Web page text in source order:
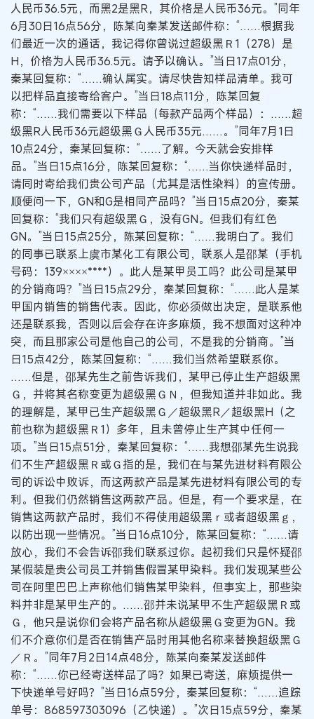
人民币36.5元，而黑2是黑R，其价格是人民币36元。”同年
6月30日16点56分，陈某向秦某发送邮件称：“……根据我
们最近一次的通话，我记得你曾说过超级黑Ｒ1（278）是
H，价格为人民币36.5元。请予以确认。”当日17点01分，
秦某回复称：“……确认属实。请尽快告知样品清单。我可
以把样品直接寄给客户。”当日18点11分，陈某回复
称：“……我们需要以下样品（每款产品两个样品）：……超
级黑R人民币36元超级黑Ｇ人民币35元……。”同年7月1日
10点24分，秦某回复称：“……了解。今天就会安排样
品。”当日15点16分，陈某回复称：“……当你快递样品时，
请同时寄给我们贵公司产品（尤其是活性染料）的宣传册。
顺便问一下，GN和G是相同产品吗？”当日15点20分，秦某
回复称：“我们只有超级黑Ｇ，没有GN。但我们有红色
GN。”当日15点25分，陈某回复称：“……我明白了。我们
的同事已联系上虞市某化工有限公司，联系人是邵某（手机
号码：139××××****）。此人是某甲员工吗？此公司是某甲
的分销商吗？”当日15点29分，秦某回复称：“……此人是某
甲国内销售的销售代表。因此，你必须做出决定，是联系他
还是联系我，否则以后会存在许多麻烦，我不想面对这种冲
突，而且那家公司是他自己的公司，不是我的分销商。”当
日15点42分，陈某回复称：“……我们当然希望联系你。
……但是，邵某先生之前告诉我们，某甲已停止生产超级黑
Ｇ，并将其名称变更为超级黑ＧＮ，但我知道并非如此。我
的理解是，某甲已生产超级黑Ｇ／超级黑R／超级黑H（之
前也称为超级黑Ｒ1）多年，且未曾停止生产其中任何一
项。”当日15点51分，秦某回复称：“……我想邵某先生说我
们不生产超级黑Ｒ或Ｇ指的是，我们在与某先进材料有限公
司的诉讼中败诉，而这两款产品是某先进材料有限公司的专
利。但我们仍然销售这两款产品。但是，有一个要求是，在
销售这两款产品时，我们不得使用超级黑ｒ或者超级黑ｇ，
以防出现一些情况。”当日16点10分，陈某回复称：“……请
放心，我们不会告诉邵我们联系过你。起初我们只是怀疑邵
某假装是贵公司员工并销售假冒某甲染料。我们发现某些公
司在阿里巴巴上声称他们销售某甲染料，但事实上，那些染
料并非是某甲生产的。……邵并未说某甲不生产超级黑Ｒ或
Ｇ，他只是说你们会将产品名称从超级黑Ｇ变更为GN。我
们不介意你们是否在销售产品时用其他名称来替换超级黑Ｇ
／Ｒ。”同年7月2日14点48分，陈某向秦某发送邮件
称：“……你已经寄送样品了吗？如果已寄送，麻烦提供一
下快递单号好吗？”当日16点59分，秦某回复称：“……追踪
单号：868597303096（乙快递）。”次日15点59分，秦某